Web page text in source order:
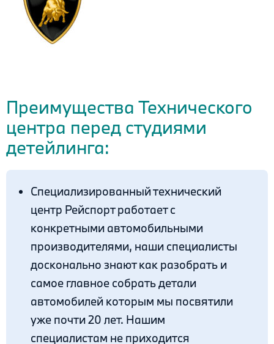
Преимущества Технического
центра перед студиями
детейлинга:
Специализированный технический
центр Рейспорт работает с
конкретными автомобильными
производителями, наши специалисты
досконально знают как разобрать и
самое главное собрать детали
автомобилей которым мы посвятили
уже почти 20 лет. Нашим
специалистам не приходится